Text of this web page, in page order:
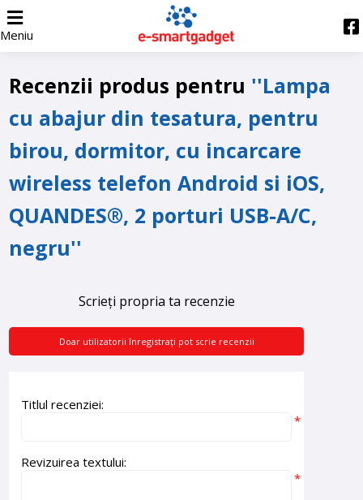
Meniu
Recenzii produs pentru
Lampa
cu abajur din tesatura, pentru
birou, dormitor, cu incarcare
wireless telefon Android si iOS,
QUANDES®, 2 porturi USB-A/C,
negru
Scrieți propria ta recenzie
Doar utilizatorii înregistrați pot scrie recenzii
Titlul recenziei:
*
Revizuirea textului:
*